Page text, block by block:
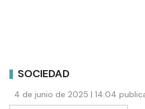
SOCIEDAD
4 de junio de 2025 | 14:04